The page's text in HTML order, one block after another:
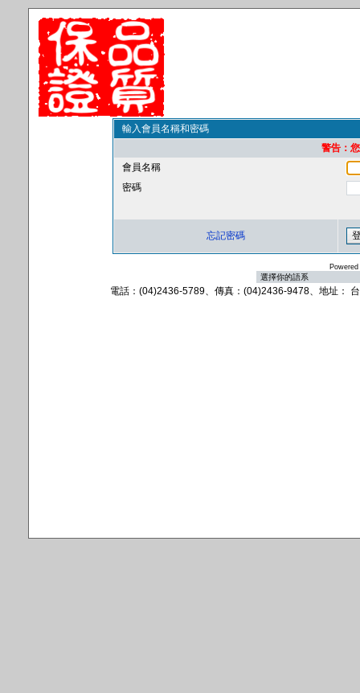
輸入會員名稱和密碼
警告：
會員名稱
密碼
忘記密碼
電話：(04)2436-5789、傳真：(04)2436-9478、地址：